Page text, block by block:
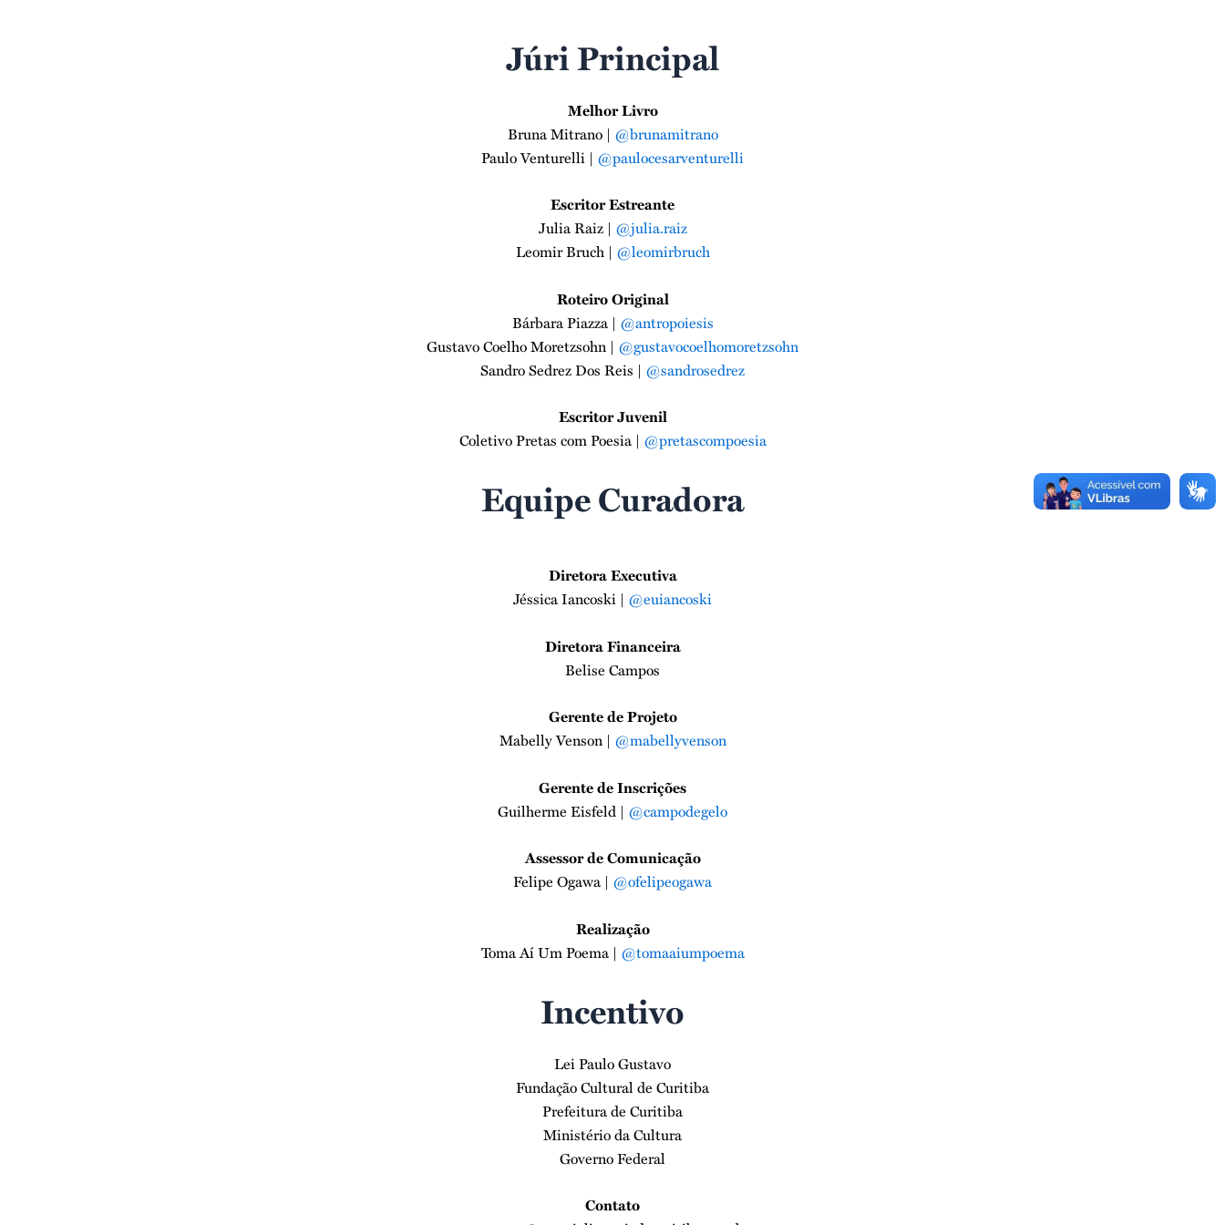
Júri Principal
Melhor Livro
Bruna Mitrano | @brunamitrano
Paulo Venturelli | @paulocesarventurelli
Escritor Estreante
Julia Raiz | @julia.raiz
Leomir Bruch | @leomirbruch
Roteiro Original
Bárbara Piazza | @antropoiesis
Gustavo Coelho Moretzsohn | @gustavocoelhomoretzsohn
Sandro Sedrez Dos Reis | @sandrosedrez
Escritor Juvenil
Coletivo Pretas com Poesia | @pretascompoesia
Equipe Curadora
Diretora Executiva
Jéssica Iancoski | @euiancoski
Diretora Financeira
Belise Campos
Gerente de Projeto
Mabelly Venson | @mabellyvenson
Gerente de Inscrições
Guilherme Eisfeld | @campodegelo
Assessor de Comunicação
Felipe Ogawa | @ofelipeogawa
Realização
Toma Aí Um Poema | @tomaaiumpoema
Incentivo
Lei Paulo Gustavo
Fundação Cultural de Curitiba
Prefeitura de Curitiba
Ministério da Cultura
Governo Federal
Contato